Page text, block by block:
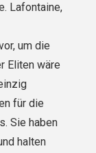
Lafontaine,
um die
Eliten wäre
für die
Sie haben
halten